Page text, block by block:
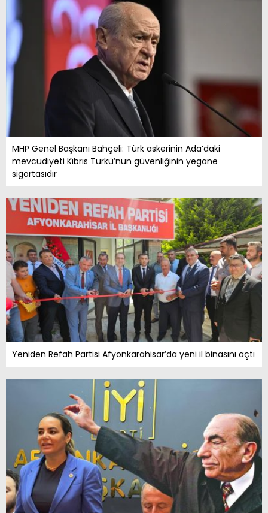
MHP Genel Başkanı Bahçeli: Türk askerinin Ada’daki
mevcudiyeti Kıbrıs Türkü’nün güvenliğinin yegane
sigortasıdır
Yeniden Refah Partisi Afyonkarahisar’da yeni il binasını açtı